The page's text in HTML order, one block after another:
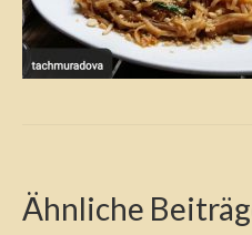
Ähnliche